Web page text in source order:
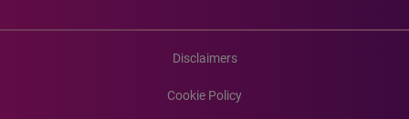
Disclaimers
Cookie Policy